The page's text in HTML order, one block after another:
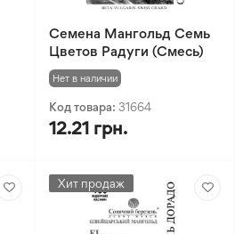
Семена Мангольд Семь
Цветов Радуги (Смесь)
Нет в наличии
Код товара: 31664
12.21 грн.
Хит продаж